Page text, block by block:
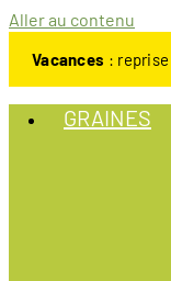
Aller au contenu
Vacances :
GRAINES